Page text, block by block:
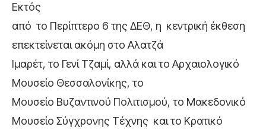
Εκτός
από το Περίπτερο 6 της ΔΕΘ, η κεντρική έκθεση
επεκτείνεται ακόμη στο Αλατζά
Ιμαρέτ, το Γενί Τζαμί, αλλά και το Αρχαιολογικό
Μουσείο Θεσσαλονίκης, το
Μουσείο Βυζαντινού Πολιτισμού, το Μακεδονικό
Μουσείο Σύγχρονης Τέχνης και το Κρατικό